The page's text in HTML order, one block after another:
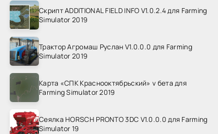
Скрипт ADDITIONAL FIELD INFO V1.0.2.4 для Farming
Simulator 2019
Трактор Агромаш Руслан V1.0.0.0 для Farming
Simulator 2019
Карта «СПК Краснооктябрьский» v бета для
Farming Simulator 2019
Сеялка HORSCH PRONTO 3DC V1.0.0.0 для Farming
Simulator 19